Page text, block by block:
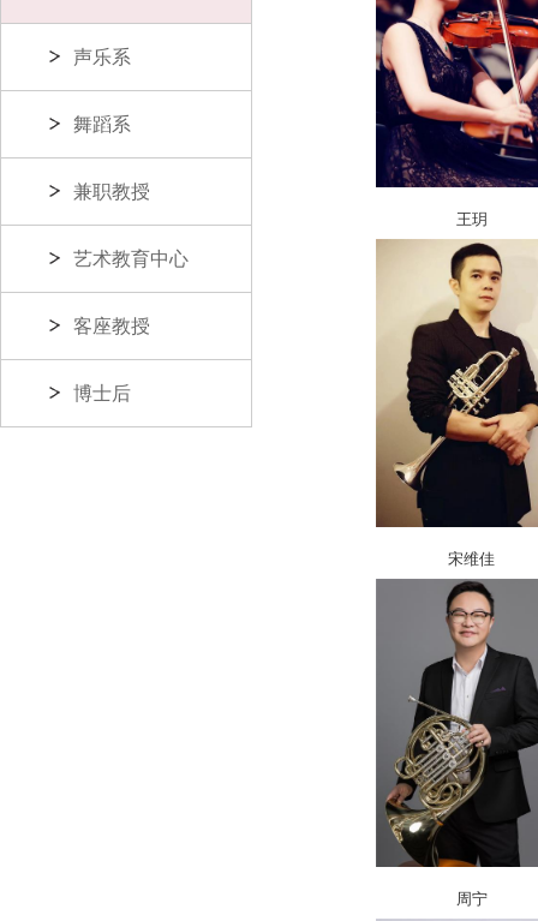
声乐系
舞蹈系
兼职教授
艺术教育中心
客座教授
博士后
王玥
宋维佳
周宁